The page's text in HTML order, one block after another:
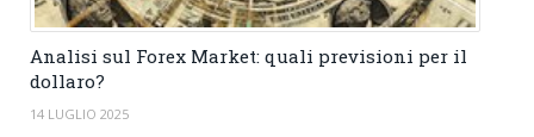
Analisi sul Forex Market: quali previsioni per il
dollaro?
14 LUGLIO 2025